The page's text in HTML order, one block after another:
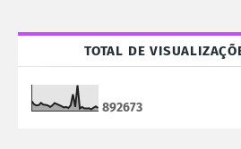
TOTAL DE
892673